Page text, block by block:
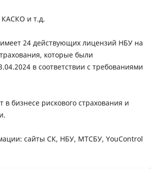
и т.д.
24 действующих лицензий НБУ на
которые были
в соответствии с требованиями
в бизнесе рискового страхования и
сайты СК, НБУ, МТСБУ, YouControl